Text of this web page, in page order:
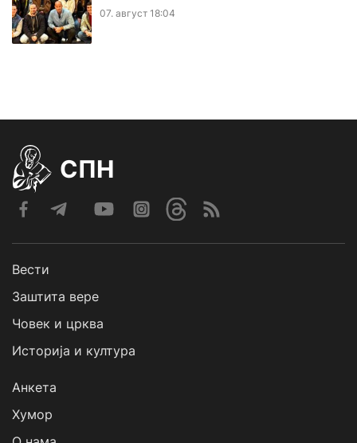
07. август 18:04
СПН
Вести
Заштита вере
Човек и црква
Историја и култура
Анкета
Хумор